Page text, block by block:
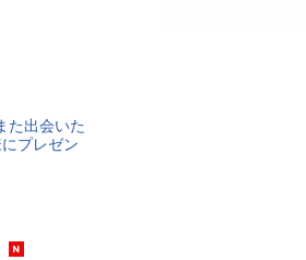
た出会いた
プレゼン